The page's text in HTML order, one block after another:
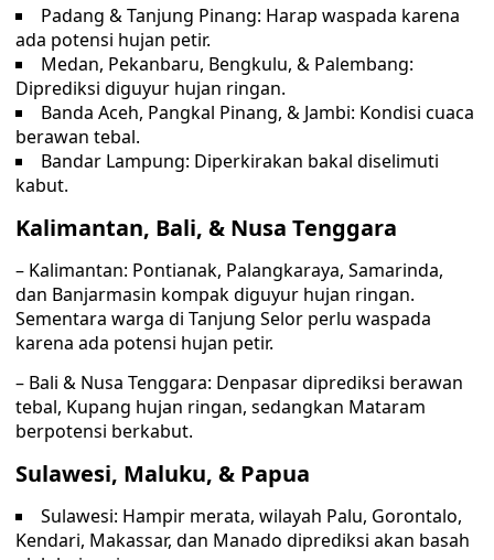
Padang & Tanjung Pinang: Harap waspada karena
ada potensi hujan petir.
Medan, Pekanbaru, Bengkulu, & Palembang:
Diprediksi diguyur hujan ringan.
Banda Aceh, Pangkal Pinang, & Jambi: Kondisi cuaca
berawan tebal.
Bandar Lampung: Diperkirakan bakal diselimuti
kabut.
Kalimantan, Bali, & Nusa Tenggara
– Kalimantan: Pontianak, Palangkaraya, Samarinda,
dan Banjarmasin kompak diguyur hujan ringan.
Sementara warga di Tanjung Selor perlu waspada
karena ada potensi hujan petir.
– Bali & Nusa Tenggara: Denpasar diprediksi berawan
tebal, Kupang hujan ringan, sedangkan Mataram
berpotensi berkabut.
Sulawesi, Maluku, & Papua
Sulawesi: Hampir merata, wilayah Palu, Gorontalo,
Kendari, Makassar, dan Manado diprediksi akan basah